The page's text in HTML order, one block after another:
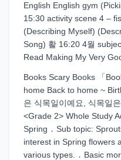
English English gym
15:30 activity scene 4 –
(Describing Myself)
Song) 활 16:20 4월
Read Making My Very
Books Scary Books 「
home Back to home ~
은 식목일이예요, 식목일
<Grade 2> Whole Study
Spring ․ Sub topic:
interest in Spring flowers
various types. ․ Basic